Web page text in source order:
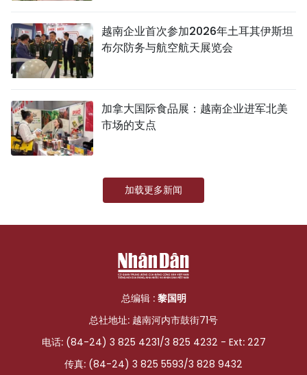
越南企业首次参加2026年土耳其伊斯坦
布尔防务与航空航天展览会
加拿大国际食品展：越南企业进军北美
市场的支点
加载更多新闻
总编辑 : 黎国明
总社地址: 越南河内市鼓街71号
电话: (84-24) 3 825 4231/3 825 4232 - Ext: 227
传真: (84-24) 3 825 5593/3 828 9432